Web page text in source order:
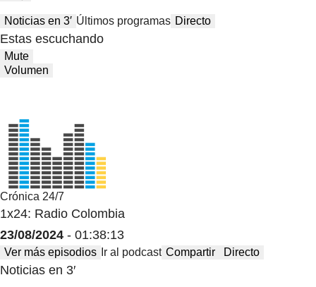
Noticias en 3′ Últimos programas Directo
Estas escuchando
Mute
Volumen
Crónica 24/7
1x24: Radio Colombia
23/08/2024 - 01:38:13
Ver más episodios Ir al podcast Compartir Directo
Noticias en 3′